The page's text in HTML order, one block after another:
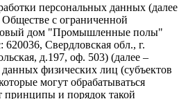
персональных данных (далее
с ограниченной
дом "Промышленные полы"
Свердловская обл., г.
д.197, оф. 503) (далее –
физических лиц (субъектов
могут обрабатываться
принципы и порядок такой